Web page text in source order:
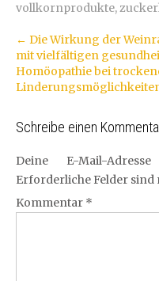
vollkornprodukte,
Artikel-
Navigation
← Die Wirkung der
mit vielfältigen
Homöopathie bei
Schreibe einen
Deine E-Mail-
Erforderliche Felder sind
Kommentar *